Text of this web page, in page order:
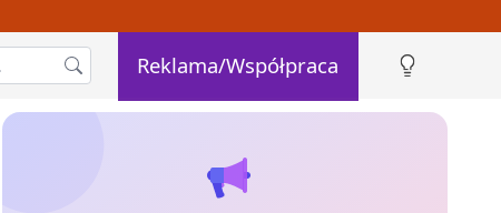
Reklama/Współpraca